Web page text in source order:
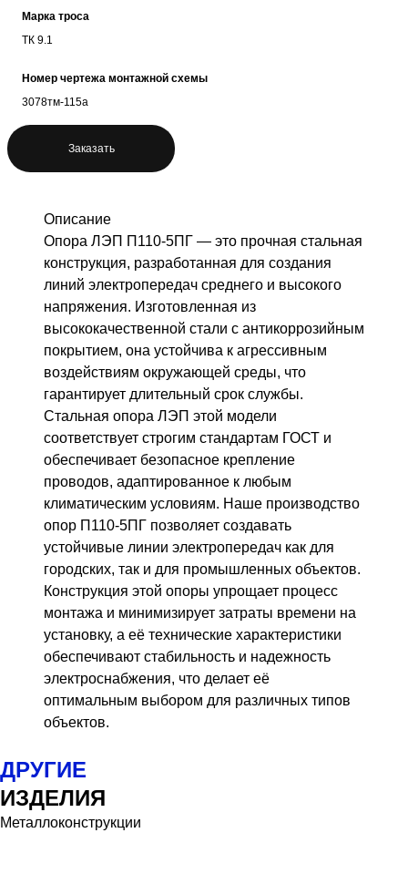
Марка троса
ТК 9.1
Номер чертежа монтажной схемы
3078тм-115а
Заказать
Описание
Опора ЛЭП П110-5ПГ — это прочная стальная
конструкция, разработанная для создания
линий электропередач среднего и высокого
напряжения. Изготовленная из
высококачественной стали с антикоррозийным
покрытием, она устойчива к агрессивным
воздействиям окружающей среды, что
гарантирует длительный срок службы.
Стальная опора ЛЭП этой модели
соответствует строгим стандартам ГОСТ и
обеспечивает безопасное крепление
проводов, адаптированное к любым
климатическим условиям. Наше производство
опор П110-5ПГ позволяет создавать
устойчивые линии электропередач как для
городских, так и для промышленных объектов.
Конструкция этой опоры упрощает процесс
монтажа и минимизирует затраты времени на
установку, а её технические характеристики
обеспечивают стабильность и надежность
электроснабжения, что делает её
оптимальным выбором для различных типов
объектов.
ДРУГИЕ
ИЗДЕЛИЯ
Металлоконструкции